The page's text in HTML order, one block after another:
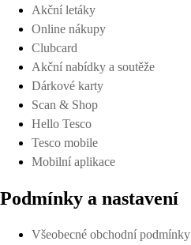
Akční letáky
Online nákupy
Clubcard
Akční nabídky a soutěže
Dárkové karty
Scan & Shop
Hello Tesco
Tesco mobile
Mobilní aplikace
Podmínky a nastavení
Všeobecné obchodní podmínky